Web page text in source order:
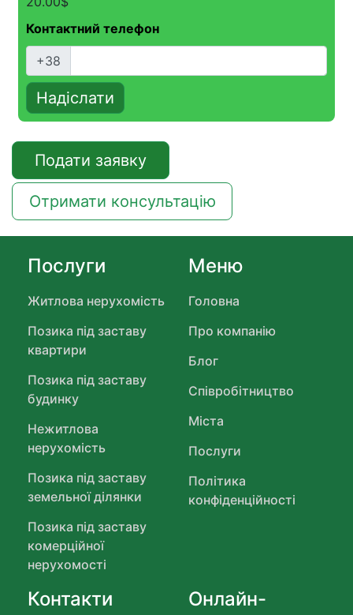
Контактний телефон
+38
Надіслати
Подати заявку
Отримати консультацію
Послуги
Житлова нерухомість
Позика під заставу
квартири
Позика під заставу
будинку
Нежитлова
нерухомість
Позика під заставу
земельної ділянки
Позика під заставу
комерційної
нерухомості
Меню
Головна
Про компанію
Блог
Співробітництво
Міста
Послуги
Політика
конфіденційності
Контакти
Онлайн-